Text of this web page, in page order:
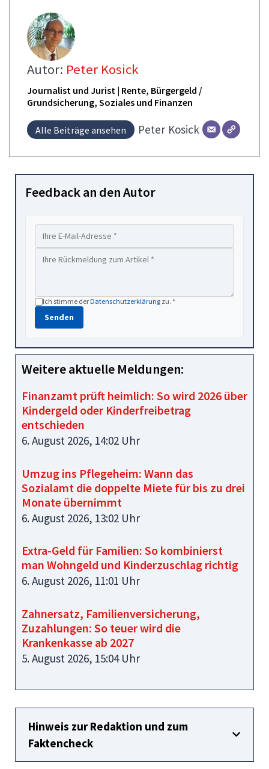
Autor: Peter Kosick
Journalist und Jurist | Rente, Bürgergeld /
Grundsicherung, Soziales und Finanzen
Alle Beiträge ansehen Peter Kosick
Feedback an den Autor
Ich stimme derDatenschutzerklärung zu. *
Senden
Weitere aktuelle Meldungen:
Finanzamt prüft heimlich: So wird 2026 über
Kindergeld oder Kinderfreibetrag
entschieden
6. August 2026, 14:02 Uhr
Umzug ins Pflegeheim: Wann das
Sozialamt die doppelte Miete für bis zu drei
Monate übernimmt
6. August 2026, 13:02 Uhr
Extra-Geld für Familien: So kombinierst
man Wohngeld und Kinderzuschlag richtig
6. August 2026, 11:01 Uhr
Zahnersatz, Familienversicherung,
Zuzahlungen: So teuer wird die
Krankenkasse ab 2027
5. August 2026, 15:04 Uhr
Hinweis zur Redaktion und zum
Faktencheck